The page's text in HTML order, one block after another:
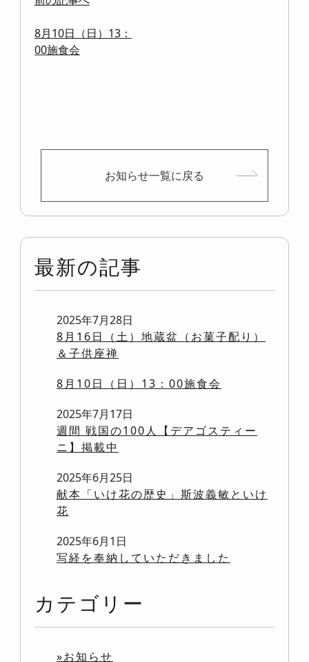
8月10日（日）13：
00施食会
お知らせ一覧に戻る
最新の記事
2025年7月28日
8月16日（土）地蔵盆（お菓子配り）
＆子供座禅
8月10日（日）13：00施食会
2025年7月17日
週間 戦国の100人【デアゴスティー
ニ】掲載中
2025年6月25日
献本「いけ花の歴史」斯波義敏といけ
花
2025年6月1日
写経を奉納していただきました
カテゴリー
»お知らせ